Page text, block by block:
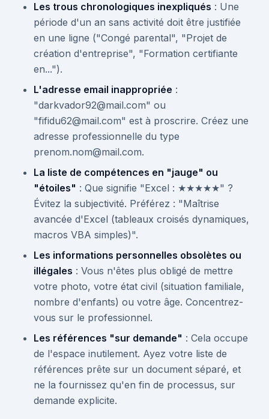
Les trous chronologiques inexpliqués : Une
période d'un an sans activité doit être justifiée
en une ligne ("Congé parental", "Projet de
création d'entreprise", "Formation certifiante
en...").
L'adresse email inappropriée :
"darkvador92@mail.com" ou
"fifidu62@mail.com" est à proscrire. Créez une
adresse professionnelle du type
prenom.nom@mail.com.
La liste de compétences en "jauge" ou
"étoiles" : Que signifie "Excel : ★★★★★" ?
Évitez la subjectivité. Préférez : "Maîtrise
avancée d'Excel (tableaux croisés dynamiques,
macros VBA simples)".
Les informations personnelles obsolètes ou
illégales : Vous n'êtes plus obligé de mettre
votre photo, votre état civil (situation familiale,
nombre d'enfants) ou votre âge. Concentrez-
vous sur le professionnel.
Les références "sur demande" : Cela occupe
de l'espace inutilement. Ayez votre liste de
références prête sur un document séparé, et
ne la fournissez qu'en fin de processus, sur
demande explicite.